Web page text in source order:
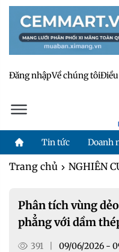
Đăng nhậpVề chúng tôi
Tin tức Doanh
Trang chủ NGHIÊN
Phân tích vùng
phẳng với dầm
391 09/06/2026 -